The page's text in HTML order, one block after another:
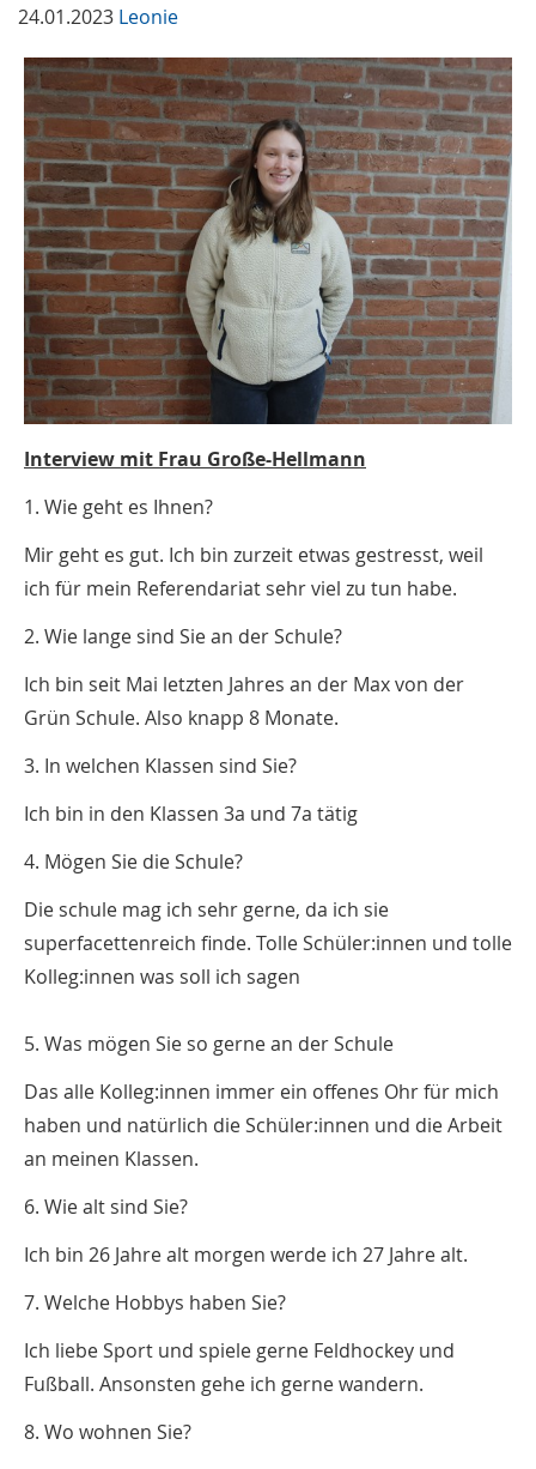
24.01.2023 Leonie
Interview mit Frau Große-Hellmann
1. Wie geht es Ihnen?
Mir geht es gut. Ich bin zurzeit etwas gestresst, weil
ich für mein Referendariat sehr viel zu tun habe.
2. Wie lange sind Sie an der Schule?
Ich bin seit Mai letzten Jahres an der Max von der
Grün Schule. Also knapp 8 Monate.
3. In welchen Klassen sind Sie?
Ich bin in den Klassen 3a und 7a tätig
4. Mögen Sie die Schule?
Die schule mag ich sehr gerne, da ich sie
superfacettenreich finde. Tolle Schüler:innen und tolle
Kolleg:innen was soll ich sagen
5. Was mögen Sie so gerne an der Schule
Das alle Kolleg:innen immer ein offenes Ohr für mich
haben und natürlich die Schüler:innen und die Arbeit
an meinen Klassen.
6. Wie alt sind Sie?
Ich bin 26 Jahre alt morgen werde ich 27 Jahre alt.
7. Welche Hobbys haben Sie?
Ich liebe Sport und spiele gerne Feldhockey und
Fußball. Ansonsten gehe ich gerne wandern.
8. Wo wohnen Sie?